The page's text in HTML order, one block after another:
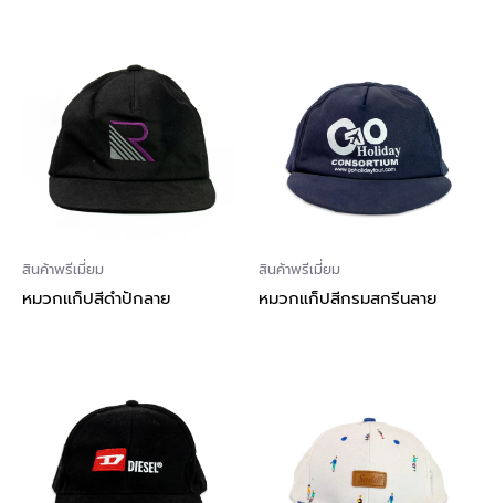
สินค้าพรีเมี่ยม
หมวกแก็ปสีดำปักลาย
สินค้าพรีเมี่ยม
หมวกแก็ปสีกรมสกรีนลาย